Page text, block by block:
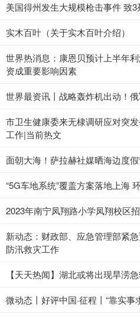
美国得州发生大规模枪击事件 致
实木百叶（关于实木百叶介绍）
世界热消息：康恩贝预计上半年
资成重要影响因素
世界最资讯丨战略轰炸机出动！
市卫生健康委来无棣调研应对突
工作|当前热文
面朝大海！萨拉赫社媒晒海边度
“5G车地系统”覆盖方案落地上海
2023年南宁凤翔路小学凤翔校区
新动态：财政部、应急管理部紧
防汛救灾工作
【天天热闻】湖北或将出现旱涝
微动态丨好评中国·征程丨“靠实事